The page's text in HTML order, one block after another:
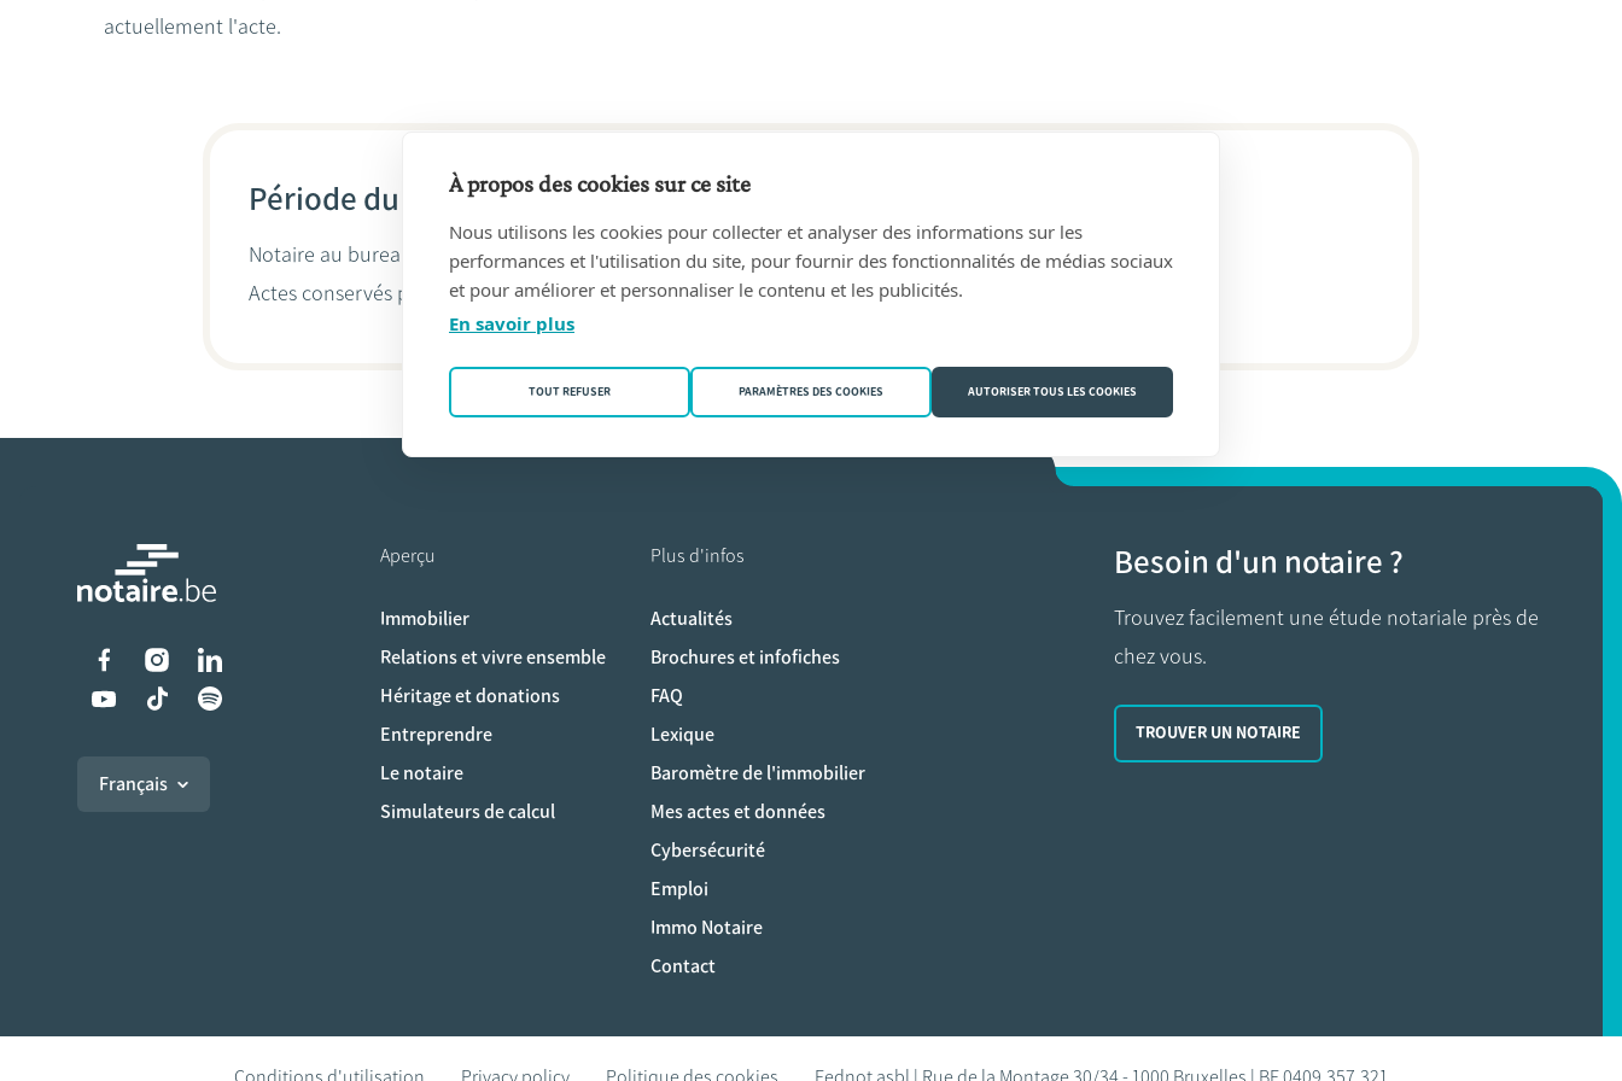
actuellement l'acte.
Période du 16/08/2011 au aujourd'hui
Notaire au bureau DJBS Notarissen(2920 Kalmthout)
Actes conservés par
Xavier De Boungne
Liens vers les réseaux sociaux
Français
Aperçu
Immobilier
Relations et vivre ensemble
Héritage et donations
Entreprendre
Le notaire
Simulateurs de calcul
Plus d'infos
Actualités
Brochures et infofiches
FAQ
Lexique
Baromètre de l'immobilier
Mes actes et données
Cybersécurité
Emploi
Immo Notaire
Contact
Besoin d'un notaire ?
Trouvez facilement une étude notariale près de
chez vous.
TROUVER UN NOTAIRE
À propos des cookies sur ce site
Nous utilisons les cookies pour collecter et analyser des informations sur les
performances et l'utilisation du site, pour fournir des fonctionnalités de médias sociaux
et pour améliorer et personnaliser le contenu et les publicités.
En savoir plus
TOUT REFUSER PARAMÈTRES DES COOKIES AUTORISER TOUS LES COOKIES